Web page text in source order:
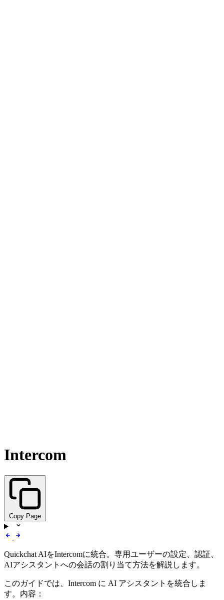
Intercom
Copy Page
Quickchat AIをIntercomに統合。専用ユーザーの設定、認証、
AIアシスタントへの会話の割り当て方法を解説します。
このガイドでは、Intercom に AI アシスタントを統合しま
す。内容：